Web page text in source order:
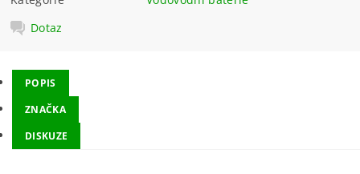
Dotaz
POPIS
ZNAČKA
DISKUZE